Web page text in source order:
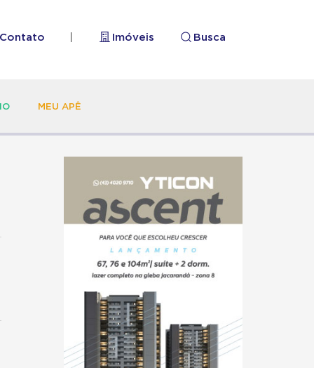
Contato Imóveis Busca
MEU APÊ